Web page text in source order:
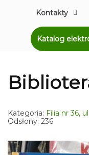
Kontakty
Katalog
Kategoria: Filia nr 36,
Odsłony: 236